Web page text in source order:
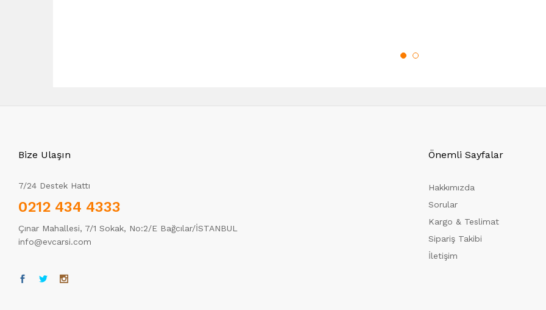
Bize Ulaşın
7/24 Destek Hattı
0212 434 4333
Çınar Mahallesi, 7/1 Sokak, No:2/E Bağcılar/İSTANBUL
info@evcarsi.com
Önemli Sayfalar
Hakkımızda
Sorular
Kargo & Teslimat
Sipariş Takibi
İletişim